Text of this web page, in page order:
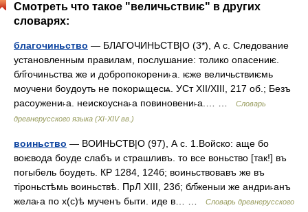
Смотреть что такое "величьствиѥ" в других
словарях:
благочиньство — БЛАГОЧИНЬСТВ|О (3*), А с. Следование
установленным правилам, послушание: толико опасениѥ.
бл҃гочиньства же и добропокорени˫а. ѥже величьствиѥмь
моучени боудоуть не покорѩщесѩ. УСт XII/XIII, 217 об.; Безъ
расоужени˫а. неискоусна˫а повиновени˫а.… …
Словарь
древнерусского языка (XI-XIV вв.)
воиньство — ВОИНЬСТВ|О (97), А с. 1.Войско: аще бо
воѥвода боуде слабъ и страшливъ. то все воньство [так!] въ
погыбель боудеть. КР 1284, 124б; воиньствовавъ же въ
тiроньстѣмь воиньствѣ. ПрЛ XIII, 23б; бл҃женыи же андри˫анъ
жела˫а по х(с)ѣ мученъ быти. иде в… …
Словарь древнерусского